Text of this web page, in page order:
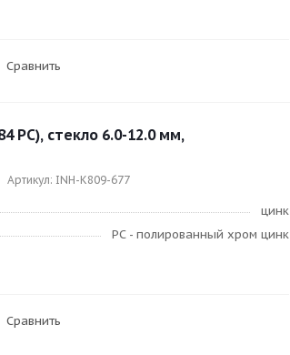
Сравнить
PC), стекло 6.0-12.0 мм,
Артикул: INH-K809-677
цинк
PC - полированный хром цинк
Сравнить